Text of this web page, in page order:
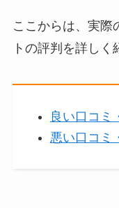
ここからは、実際
トの評判を詳しく
良い口コミ
悪い口コミ